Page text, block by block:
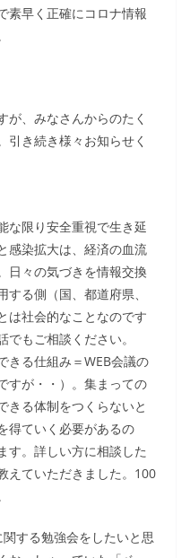
素早く正確にコロナ情報
が、みなさんからのたく
引き続き様々お知らせく
な限り安全重視で生き延
感染拡大は、経済の血流
日々の気づきを情報交換
る側（国、都道府県、
は社会的なことなのです
もご相談ください。
きる仕組み＝WEB会議の
すが・・）。集まっての
きる体制をつくらないと
得ていく必要があるの
す。詳しい方に相談した
えていただきました。100
する勉強会をしたいと思